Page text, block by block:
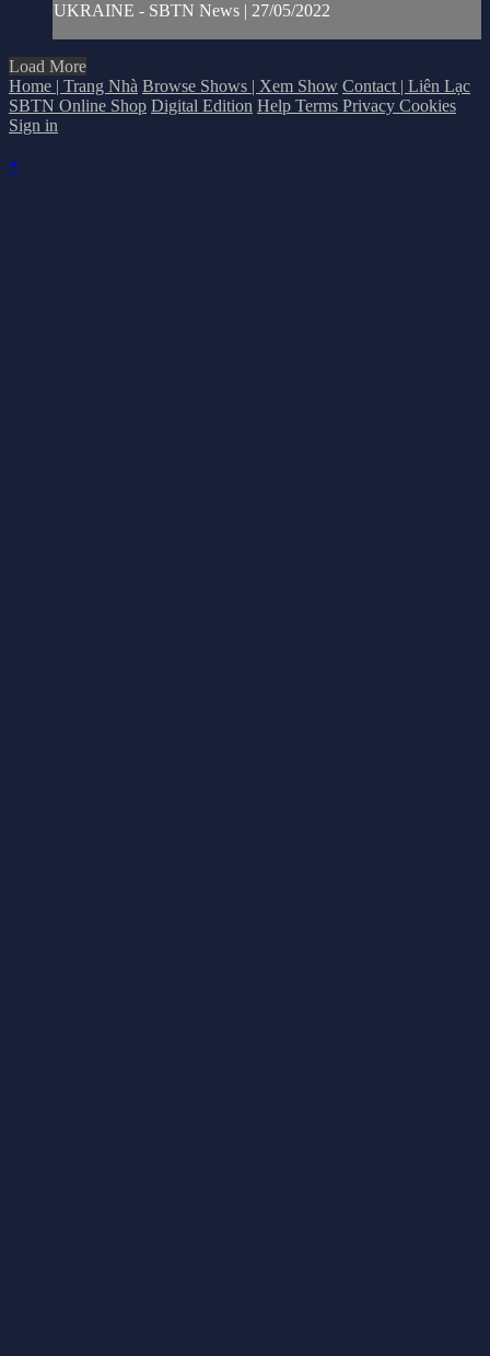
UKRAINE - SBTN News | 27/05/2022
Load More
Home | Trang Nhà Browse Shows | Xem Show Contact | Liên Lạc
SBTN Online Shop Digital Edition Help Terms Privacy Cookies
Sign in
×